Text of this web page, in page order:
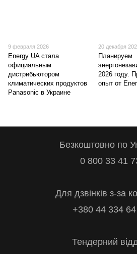
9 февраля 2026
Energy UA стала
официальным
дистрибьютором
климатических продуктов
Panasonic в Украине
20 декабря
Планируем
2026 году.
опыт от
Безкоштовно по
0 800 33 41
Для дзвінків з-за
+380 44 334
Тендерний